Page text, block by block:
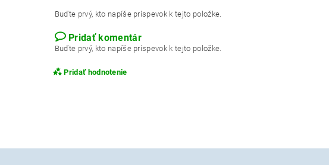
Buďte prvý, kto napíše príspevok k tejto položke.
Pridať komentár
Buďte prvý, kto napíše príspevok k tejto položke.
Pridať hodnotenie